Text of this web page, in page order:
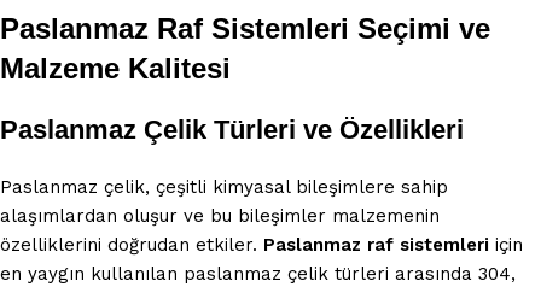
Paslanmaz Raf Sistemleri Seçimi ve
Malzeme Kalitesi
Paslanmaz Çelik Türleri ve Özellikleri
Paslanmaz çelik, çeşitli kimyasal bileşimlere sahip
alaşımlardan oluşur ve bu bileşimler malzemenin
özelliklerini doğrudan etkiler. Paslanmaz raf sistemleri için
en yaygın kullanılan paslanmaz çelik türleri arasında 304,